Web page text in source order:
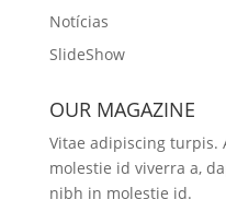
Notícias
SlideShow
OUR MAGAZINE
Vitae adipiscing turpis.
molestie id viverra a,
nibh in molestie id.